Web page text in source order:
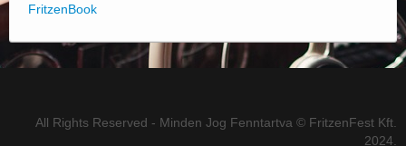
FritzenBook
All Rights Reserved - Minden Jog Fenntartva © FritzenFest Kft.
2024.